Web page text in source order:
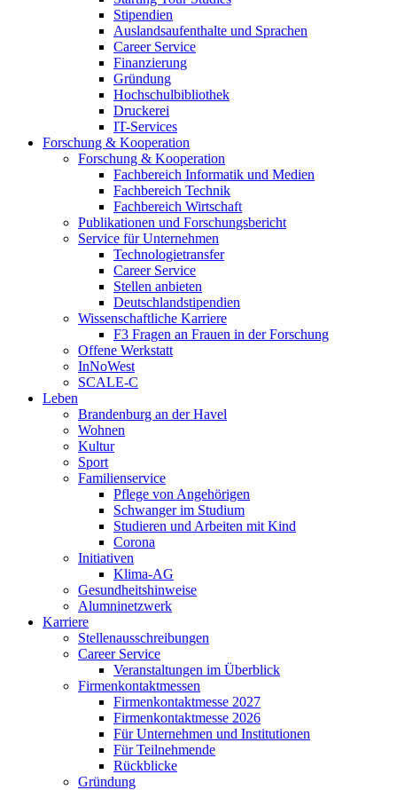
Stipendien
Auslandsaufenthalte und Sprachen
Career Service
Finanzierung
Gründung
Hochschulbibliothek
Druckerei
IT-Services
Forschung & Kooperation
Forschung & Kooperation
Fachbereich Informatik und Medien
Fachbereich Technik
Fachbereich Wirtschaft
Publikationen und Forschungsbericht
Service für Unternehmen
Technologietransfer
Career Service
Stellen anbieten
Deutschlandstipendien
Wissenschaftliche Karriere
F3 Fragen an Frauen in der Forschung
Offene Werkstatt
InNoWest
SCALE-C
Leben
Brandenburg an der Havel
Wohnen
Kultur
Sport
Familienservice
Pflege von Angehörigen
Schwanger im Studium
Studieren und Arbeiten mit Kind
Corona
Initiativen
Klima-AG
Gesundheitshinweise
Alumninetzwerk
Karriere
Stellenausschreibungen
Career Service
Veranstaltungen im Überblick
Firmenkontaktmessen
Firmenkontaktmesse 2027
Firmenkontaktmesse 2026
Für Unternehmen und Institutionen
Für Teilnehmende
Rückblicke
Gründung